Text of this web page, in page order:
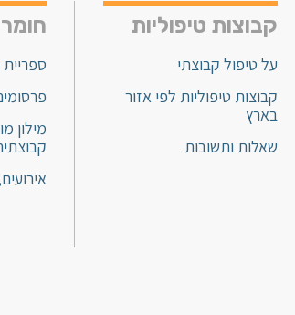
קבוצות טיפוליות
על טיפול קבוצתי
קבוצות טיפוליות לפי אזור
בארץ
שאלות ותשובות
ספריית
מילון